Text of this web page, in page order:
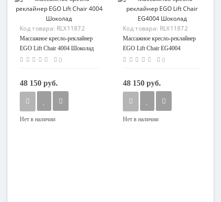
Код товара: RLX11872
Массажное кресло-реклайнер
EGO Lift Chair 4004 Шоколад
0
48 150 руб.
Нет в наличии
Код товара: RLX11872
Массажное кресло-реклайнер
EGO Lift Chair EG4004
Шоколад
0
48 150 руб.
Нет в наличии